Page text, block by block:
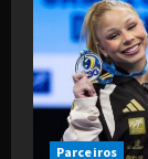
Parceiros